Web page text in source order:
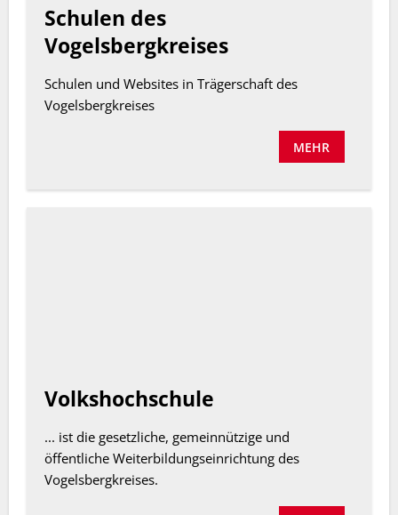
Schulen des
Vogelsbergkreises
Schulen und Websites in Trägerschaft des
Vogelsbergkreises
MEHR
Volkshochschule
... ist die gesetzliche, gemeinnützige und
öffentliche Weiterbildungseinrichtung des
Vogelsbergkreises.